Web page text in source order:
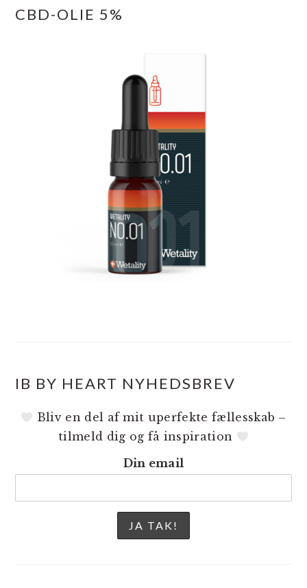
CBD-OLIE 5%
IB BY HEART NYHEDSBREV
Bliv en del af mit uperfekte fællesskab –
tilmeld dig og få inspiration
Din email